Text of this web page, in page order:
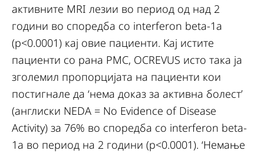
активните MRI лезии во период од над 2
години во споредба со interferon beta-1a
(p<0.0001) кај овие пациенти. Кај истите
пациенти со рана РМС, OCREVUS исто така ја
зголемил пропорцијата на пациенти кои
постигнале да ‘нема доказ за активна болест’
(англиски NEDA = No Evidence of Disease
Activity) за 76% во споредба со interferon beta-
1a во период на 2 години (p<0.0001). ‘Немање